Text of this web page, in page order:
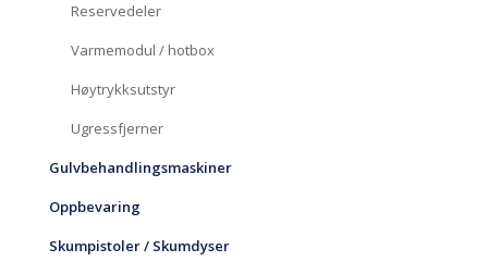
Reservedeler
Varmemodul / hotbox
Høytrykksutstyr
Ugressfjerner
Gulvbehandlingsmaskiner
Oppbevaring
Skumpistoler / Skumdyser